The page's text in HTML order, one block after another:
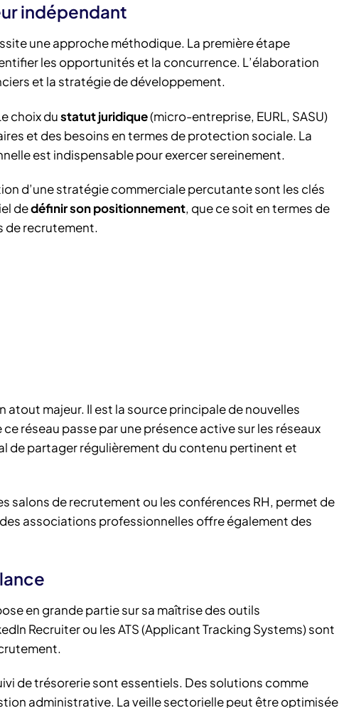
indépendant
une approche méthodique. La première étape
les opportunités et la concurrence. L’élaboration
et la stratégie de développement.
choix dustatut juridique(micro-entreprise, EURL, SASU)
et des besoins en termes de protection sociale. La
est indispensable pour exercer sereinement.
d’une stratégie commerciale percutante sont les clés
dedéfinir son positionnement, que ce soit en termes de
de recrutement.
atout majeur. Il est la source principale de nouvelles
réseau passe par une présence active sur les réseaux
de partager régulièrement du contenu pertinent et
salons de recrutement ou les conférences RH, permet de
associations professionnelles offre également des
en grande partie sur sa maîtrise des outils
Recruiter ou les ATS (Applicant Tracking Systems) sont
de trésorerie sont essentiels. Des solutions comme
administrative. La veille sectorielle peut être optimisée